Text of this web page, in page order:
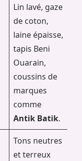
Lin lavé, gaze
de coton,
laine épaisse,
tapis Beni
Ouarain,
coussins de
marques
comme
Antik Batik.
Tons neutres
et terreux